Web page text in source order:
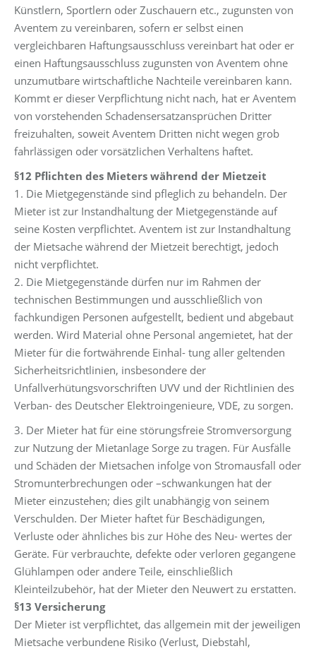
Künstlern, Sportlern oder Zuschauern etc., zugunsten von
Aventem zu vereinbaren, sofern er selbst einen
vergleichbaren Haftungsausschluss vereinbart hat oder er
einen Haftungsausschluss zugunsten von Aventem ohne
unzumutbare wirtschaftliche Nachteile vereinbaren kann.
Kommt er dieser Verpflichtung nicht nach, hat er Aventem
von vorstehenden Schadensersatzansprüchen Dritter
freizuhalten, soweit Aventem Dritten nicht wegen grob
fahrlässigen oder vorsätzlichen Verhaltens haftet.
§12 Pflichten des Mieters während der Mietzeit
1. Die Mietgegenstände sind pfleglich zu behandeln. Der
Mieter ist zur Instandhaltung der Mietgegenstände auf
seine Kosten verpflichtet. Aventem ist zur Instandhaltung
der Mietsache während der Mietzeit berechtigt, jedoch
nicht verpflichtet.
2. Die Mietgegenstände dürfen nur im Rahmen der
technischen Bestimmungen und ausschließlich von
fachkundigen Personen aufgestellt, bedient und abgebaut
werden. Wird Material ohne Personal angemietet, hat der
Mieter für die fortwährende Einhal- tung aller geltenden
Sicherheitsrichtlinien, insbesondere der
Unfallverhütungsvorschriften UVV und der Richtlinien des
Verban- des Deutscher Elektroingenieure, VDE, zu sorgen.
3. Der Mieter hat für eine störungsfreie Stromversorgung
zur Nutzung der Mietanlage Sorge zu tragen. Für Ausfälle
und Schäden der Mietsachen infolge von Stromausfall oder
Stromunterbrechungen oder –schwankungen hat der
Mieter einzustehen; dies gilt unabhängig von seinem
Verschulden. Der Mieter haftet für Beschädigungen,
Verluste oder ähnliches bis zur Höhe des Neu- wertes der
Geräte. Für verbrauchte, defekte oder verloren gegangene
Glühlampen oder andere Teile, einschließlich
Kleinteilzubehör, hat der Mieter den Neuwert zu erstatten.
§13 Versicherung
Der Mieter ist verpflichtet, das allgemein mit der jeweiligen
Mietsache verbundene Risiko (Verlust, Diebstahl,